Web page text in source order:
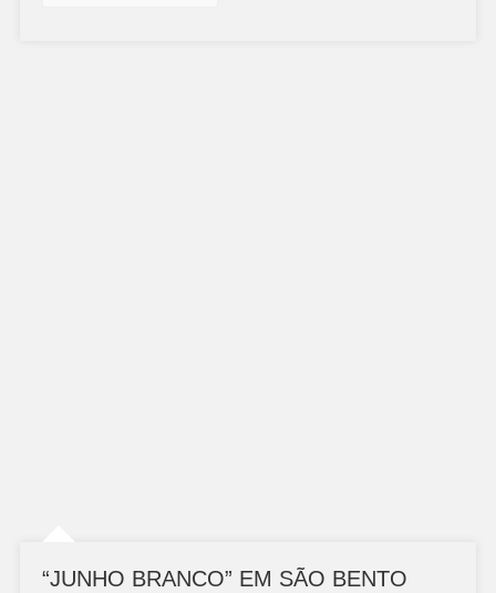
“JUNHO BRANCO” EM SÃO BENTO